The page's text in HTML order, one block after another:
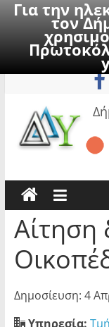
Για την
τον
to
Δημοσίευση: 4
Υπηρεσία: